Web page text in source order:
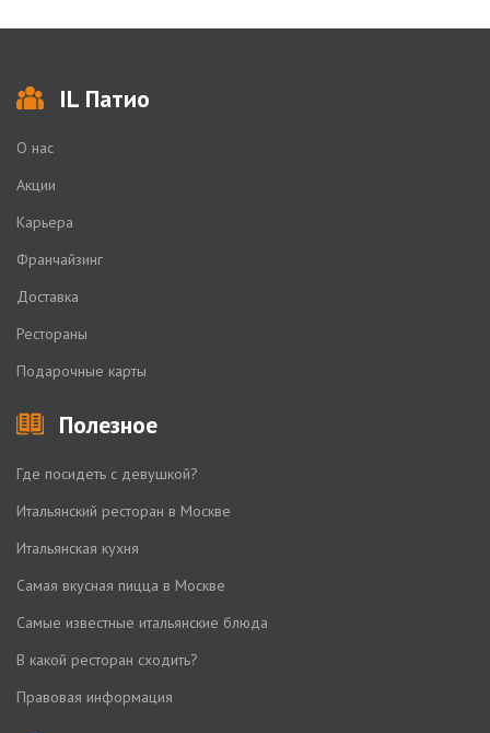
IL Патио
О нас
Акции
Карьера
Франчайзинг
Доставка
Рестораны
Подарочные карты
Полезное
Где посидеть с девушкой?
Итальянский ресторан в Москве
Итальянская кухня
Самая вкусная пицца в Москве
Самые известные итальянские блюда
В какой ресторан сходить?
Правовая информация